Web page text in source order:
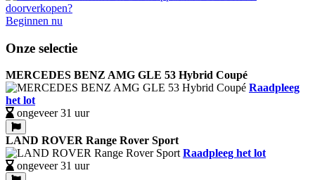
Beginnen nu
Onze selectie
MERCEDES BENZ AMG GLE 53 Hybrid Coupé
Raadpleeg
het lot
ongeveer 31 uur
LAND ROVER Range Rover Sport
Raadpleeg het lot
ongeveer 31 uur